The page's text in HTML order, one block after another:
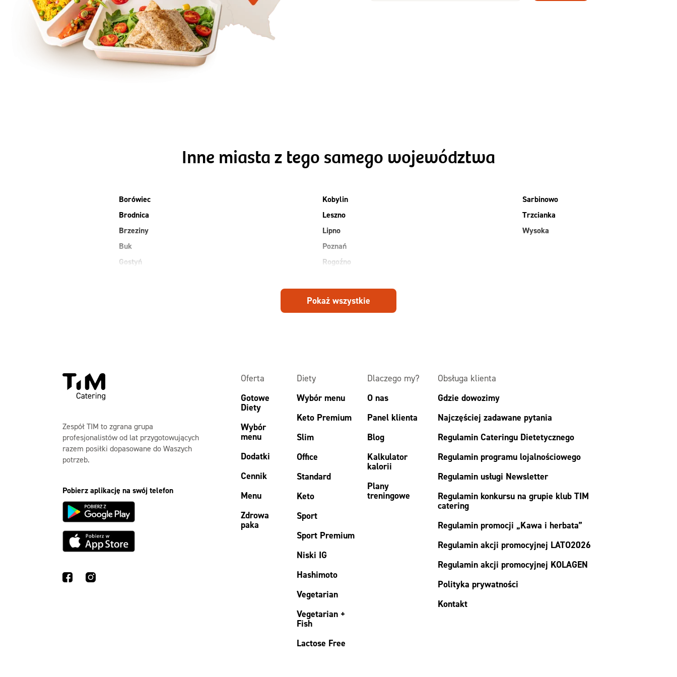
Zamów dietę!
Inne miasta z tego samego województwa
Borówiec
Brodnica
Brzeziny
Buk
Gostyń
Kobylin
Leszno
Lipno
Poznań
Rogoźno
Sarbinowo
Trzcianka
Wysoka
Pokaż wszystkie
Zespół TIM to zgrana grupa
profesjonalistów od lat przygotowujących
razem posiłki dopasowane do Waszych
potrzeb.
Pobierz aplikację na swój telefon
Oferta
Gotowe
Diety
Wybór
menu
Dodatki
Cennik
Menu
Zdrowa
paka
Diety
Wybór menu
Keto Premium
Slim
Office
Standard
Keto
Sport
Sport Premium
Niski IG
Hashimoto
Vegetarian
Vegetarian +
Fish
Lactose Free
Dlaczego my?
O nas
Panel klienta
Blog
Kalkulator
kalorii
Plany
treningowe
Obsługa klienta
Gdzie dowozimy
Najczęściej zadawane pytania
Regulamin Cateringu Dietetycznego
Regulamin programu lojalnościowego
Regulamin usługi Newsletter
Regulamin konkursu na grupie klub TIM
catering
Regulamin promocji „Kawa i herbata”
Regulamin akcji promocyjnej LATO2026
Regulamin akcji promocyjnej KOLAGEN
Polityka prywatności
Kontakt